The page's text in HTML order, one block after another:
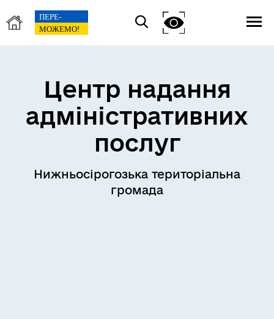
Центр надання
адміністративних
послуг
Нижньосірогозька територіальна
громада